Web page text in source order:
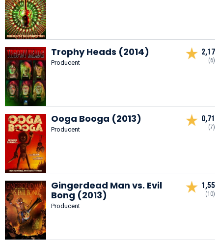
Trophy Heads (2014)
Producent
2,17
(6)
Ooga Booga (2013)
Producent
0,71
(7)
Gingerdead Man vs. Evil
Bong (2013)
Producent
1,55
(10)